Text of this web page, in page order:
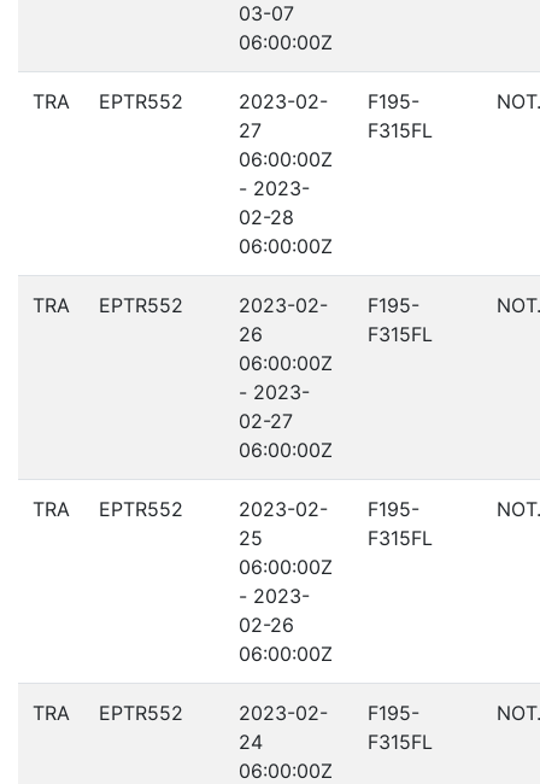
03-07
06:00:00Z
TRA EPTR552
2023-02-
27
06:00:00Z
- 2023-
02-28
06:00:00Z
F195-
F315FL
TRA EPTR552
2023-02-
26
06:00:00Z
- 2023-
02-27
06:00:00Z
F195-
F315FL
TRA EPTR552
2023-02-
25
06:00:00Z
- 2023-
02-26
06:00:00Z
F195-
F315FL
TRA EPTR552
2023-02-
24
06:00:00Z
F195-
F315FL